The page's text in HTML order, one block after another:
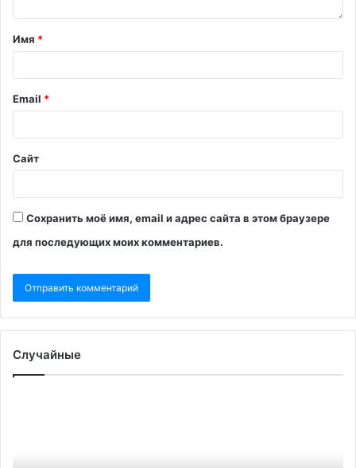
Имя *
Email *
Сайт
Сохранить моё имя, email и адрес сайта в этом браузере
для последующих моих комментариев.
Случайные